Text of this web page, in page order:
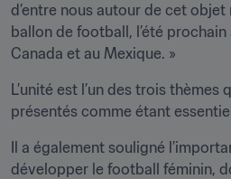
d’entre nous autour de cet objet
ballon de football, l’été
Canada et au Mexique. »
L’unité est l’un des trois thèmes
présentés comme étant
Il a également souligné
développer le football féminin,